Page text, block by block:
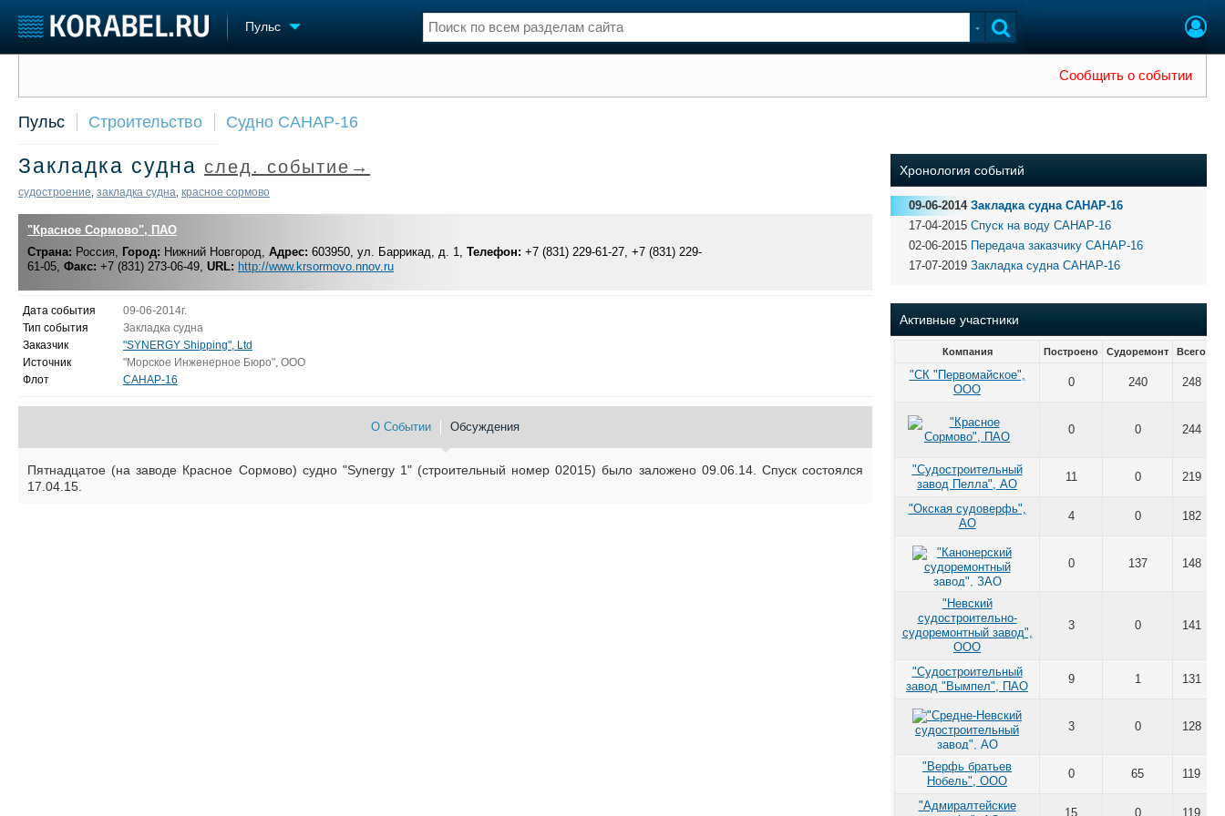
Пульс
Судостроение
Пульс
Компании
Репутация
Крюинг
Журнал
Реклама
Торговая площадка
Доска объявлений
Оборудование
Изделия
Услуги
Конференции
Выставки и семинары
Словарь
Флот
Сообщить о событии
Пульс Строительство Судно САНАР-16
Закладка судна след. событие→
судостроение закладка судна красное сормово
"Красное Сормово", ПАО
Страна: Россия, Город: Нижний Новгород, Адрес: 603950, ул. Баррикад, д. 1, Телефон: +7 (831) 229-61-27, +7 (831) 229-
61-05, Факс: +7 (831) 273-06-49, URL: http://www.krsormovo.nnov.ru
Дата события
09-06-2014г.
Тип события
Закладка судна
Заказчик
"SYNERGY Shipping", Ltd
Источник
"Морское Инженерное Бюро", ООО
Флот
САНАР-16
О Событии Обсуждения
Пятнадцатое (на заводе Красное Сормово) судно "Synergy 1" (строительный номер 02015) было заложено 09.06.14. Спуск состоялся
17.04.15.
Хронология событий
09-06-2014 Закладка судна САНАР-16
17-04-2015 Спуск на воду САНАР-16
02-06-2015 Передача заказчику САНАР-16
17-07-2019 Закладка судна САНАР-16
Активные участники
Компания Построено Судоремонт Всего
"СК "Первомайское",
ООО
0 240 248
0 0 244
"Судостроительный
завод Пелла", АО
11 0 219
"Окская судоверфь",
АО
4 0 182
0 137 148
"Невский
судостроительно-
судоремонтный завод",
ООО
3 0 141
"Судостроительный
завод "Вымпел", ПАО
9 1 131
3 0 128
"Верфь братьев
Нобель", ООО
0 65 119
"Адмиралтейские
15 0 119